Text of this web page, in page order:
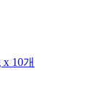
x 10개